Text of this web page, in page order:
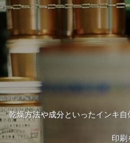
乾燥方法や成分といったインキ
印刷